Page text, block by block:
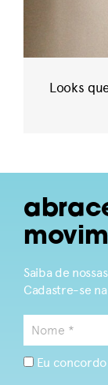
Looks
abrace este
Saiba de
Cadastre-se
Eu